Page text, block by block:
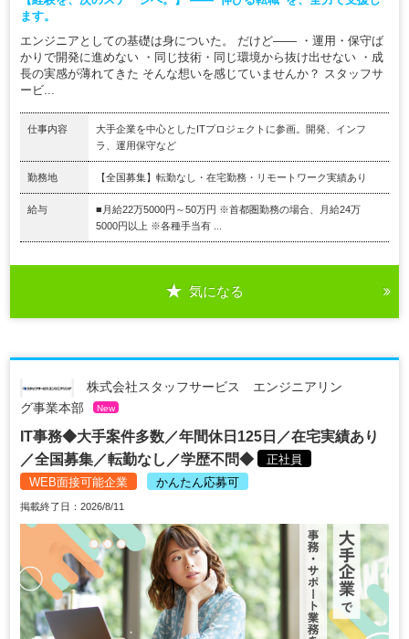
ます。
エンジニアとしての基礎は身についた。 だけど―― ・運用・保守ば
かりで開発に進めない ・同じ技術・同じ環境から抜け出せない ・成
長の実感が薄れてきた そんな想いを感じていませんか？ スタッフサ
ービ...
仕事内容
大手企業を中心としたITプロジェクトに参画。開発、インフ
ラ、運用保守など
勤務地 【全国募集】転勤なし・在宅勤務・リモートワーク実績あり
給与
■月給22万5000円～50万円 ※首都圏勤務の場合、月給24万
5000円以上 ※各種手当有 ...
気になる
株式会社スタッフサービス エンジニアリン
グ事業本部
New
IT事務◆大手案件多数／年間休日125日／在宅実績あり
／全国募集／転勤なし／学歴不問◆
正社員
WEB面接可能企業
かんたん応募可
掲載終了日：2026/8/11